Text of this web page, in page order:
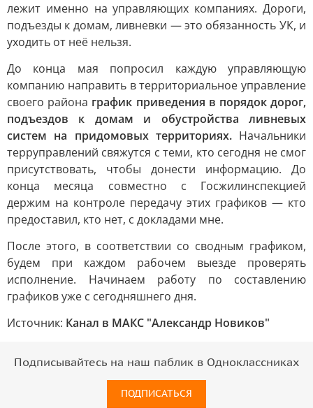
лежит именно на управляющих компаниях. Дороги,
подъезды к домам, ливневки — это обязанность УК, и
уходить от неё нельзя.
До конца мая попросил каждую управляющую
компанию направить в территориальное управление
своего района график приведения в порядок дорог,
подъездов к домам и обустройства ливневых
систем на придомовых территориях.Начальники
терруправлений свяжутся с теми, кто сегодня не смог
присутствовать, чтобы донести информацию. До
конца месяца совместно с Госжилинспекцией
держим на контроле передачу этих графиков — кто
предоставил, кто нет, с докладами мне.
После этого, в соответствии со сводным графиком,
будем при каждом рабочем выезде проверять
исполнение. Начинаем работу по составлению
графиков уже с сегодняшнего дня.
Источник: Канал в МАКС "Александр Новиков"
Подписывайтесь на наш паблик в Одноклассниках
ПОДПИСАТЬСЯ